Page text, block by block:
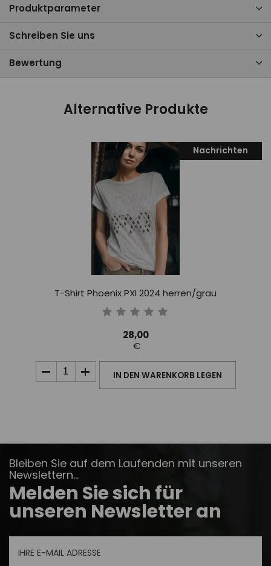
Produktparameter
Schreiben Sie uns
Bewertung
Alternative Produkte
Nachrichten
T-Shirt Phoenix PXI 2024 herren/grau
28,00
€
IN DEN WARENKORB LEGEN
Bleiben Sie auf dem Laufenden mit unseren
Newslettern...
Melden Sie sich für
unseren Newsletter an